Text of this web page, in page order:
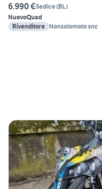
6.990 €Sedico(BL)
NuovoQuad
Rivenditore Nonsolomoto snc